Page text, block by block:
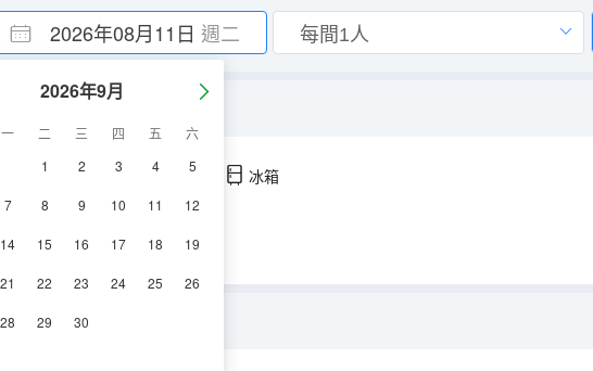
2026年08月11日 週二
2026年9月
一 二 三 四 五
六
1
2 3 4 5
7 8 9 10 11 12
14 15 16 17 18 19
21 22 23 24 25 26
28 29 30
淋浴 電視機 冰箱